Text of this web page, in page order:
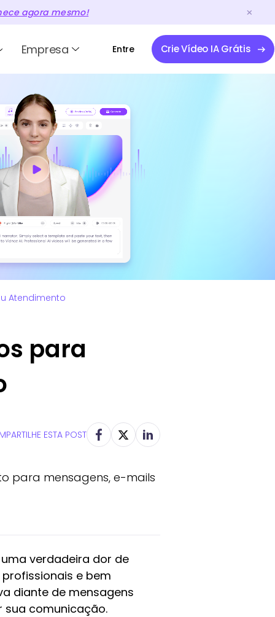
agora mesmo!
Empresa Entre Crie Vídeo IA Grátis
Atendimento
para
ESTA POST
para mensagens, e-mails
verdadeira dor de
e bem
diante de mensagens
comunicação.